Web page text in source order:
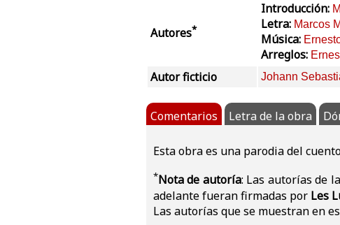
Autores*
Introducción:
Letra: Marcos
Música:
Arreglos:
Autor ficticio Johann
Comentarios Letra de la obra
Esta obra es una parodia del
*Nota de autoría: Las autorías de
adelante fueran firmadas por Les
Las autorías que se muestran en